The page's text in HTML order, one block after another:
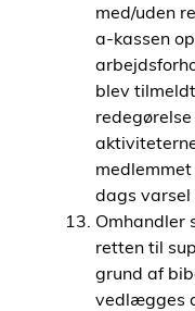
med/uden
a-kassen
blev
dags varsel
Omhandler
retten til
grund af
vedlægges